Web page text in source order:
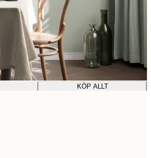
KÖP ALLT